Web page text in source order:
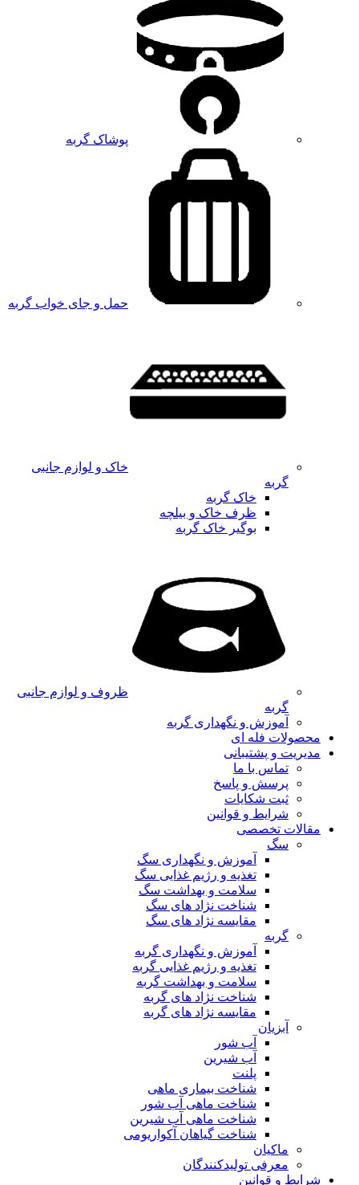
پوشاک گربه
حمل و جای خواب گربه
خاک و لوازم جانبی
گربه
خاک گربه
ظرف خاک و بیلچه
بوگیر خاک گربه
ظروف و لوازم جانبی
گربه
آموزش و نگهداری گربه
محصولات فله ای
مدیریت و پشتیبانی
تماس با ما
پرسش و پاسخ
ثبت شکایات
شرایط و قوانین
مقالات تخصصی
سگ
آموزش و نگهداری سگ
تغذیه و رژیم غذایی سگ
سلامت و بهداشت سگ
شناخت نژاد های سگ
مقایسه نژاد های سگ
گربه
آموزش و نگهداری گربه
تغذیه و رژیم غذایی گربه
سلامت و بهداشت گربه
شناخت نژاد های گربه
مقایسه نژاد های گربه
آبزیان
آب شور
آب شیرین
پلنت
شناخت بیماری ماهی
شناخت ماهی آب شور
شناخت ماهی آب شیرین
شناخت گیاهان آکواریومی
ماکیان
معرفی تولیدکنندگان
شرایط و قوانین